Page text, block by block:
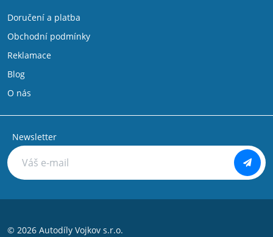
Doručení a platba
Obchodní podmínky
Reklamace
Blog
O nás
Newsletter
© 2026 Autodíly Vojkov s.r.o.